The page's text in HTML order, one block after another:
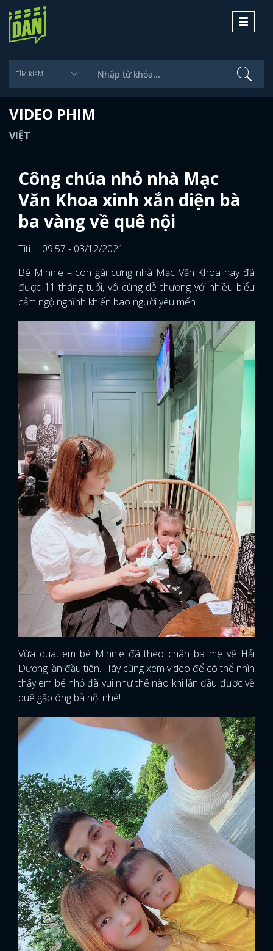
Toggle
VIDEO PHIM
VIỆT
Công chúa nhỏ nhà Mạc
Văn Khoa xinh xắn diện bà
ba vàng về quê nội
Titi
09:57 - 03/12/2021
Bé Minnie – con gái cưng nhà Mạc Văn Khoa nay đã
được 11 tháng tuổi, vô cùng dễ thương với nhiều biểu
cảm ngộ nghĩnh khiến bao người yêu mến.
Vừa qua, em bé Minnie đã theo chân ba mẹ về Hải
Dương lần đầu tiên. Hãy cùng xem video để có thể nhìn
thấy em bé nhỏ đã vui như thế nào khi lần đầu được về
quê gặp ông bà nội nhé!